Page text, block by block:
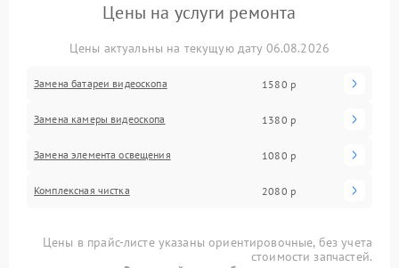
Цены на услуги ремонта
Цены актуальны на текущую дату 06.08.2026
Замена батареи видеоскопа 1580 р
Замена камеры видеоскопа 1380 р
Замена элемента освещения 1080 р
Комплексная чистка 2080 р
Цены в прайс-листе указаны ориентировочные, без учета
стоимости запчастей.